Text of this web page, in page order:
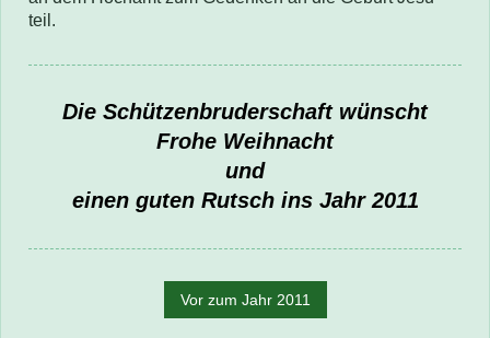
teil .
Die Schützenbruderschaft wünscht
Frohe Weihnacht
und
einen guten Rutsch ins Jahr 2011
Vor zum Jahr 2011